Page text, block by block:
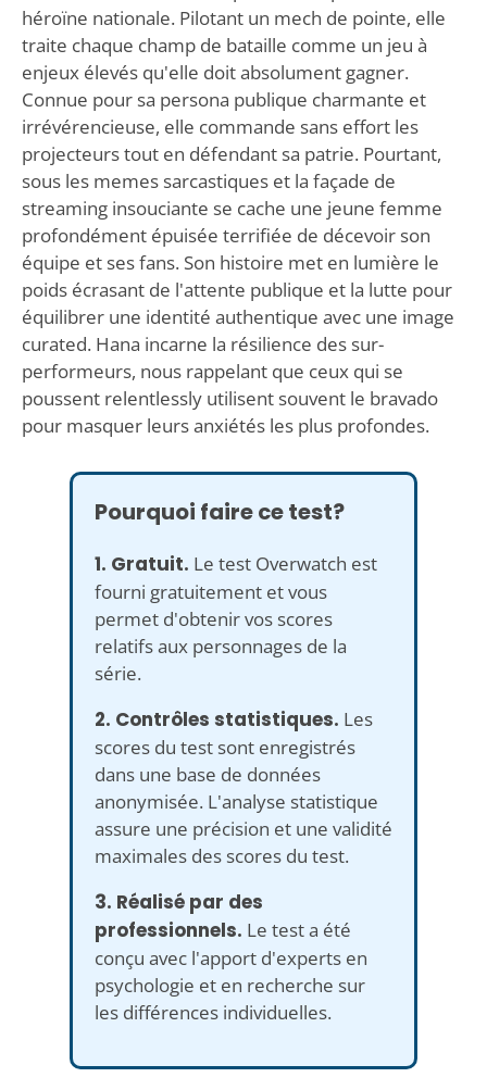
héroïne nationale. Pilotant un mech de pointe, elle
traite chaque champ de bataille comme un jeu à
enjeux élevés qu'elle doit absolument gagner.
Connue pour sa persona publique charmante et
irrévérencieuse, elle commande sans effort les
projecteurs tout en défendant sa patrie. Pourtant,
sous les memes sarcastiques et la façade de
streaming insouciante se cache une jeune femme
profondément épuisée terrifiée de décevoir son
équipe et ses fans. Son histoire met en lumière le
poids écrasant de l'attente publique et la lutte pour
équilibrer une identité authentique avec une image
curated. Hana incarne la résilience des sur-
performeurs, nous rappelant que ceux qui se
poussent relentlessly utilisent souvent le bravado
pour masquer leurs anxiétés les plus profondes.
Pourquoi faire ce test?
1. Gratuit. Le test Overwatch est
fourni gratuitement et vous
permet d'obtenir vos scores
relatifs aux personnages de la
série.
2. Contrôles statistiques. Les
scores du test sont enregistrés
dans une base de données
anonymisée. L'analyse statistique
assure une précision et une validité
maximales des scores du test.
3. Réalisé par des
professionnels. Le test a été
conçu avec l'apport d'experts en
psychologie et en recherche sur
les différences individuelles.